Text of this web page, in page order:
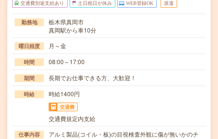
交通費別途支給あり 土日祝日が休み WEB登録OK 派遣
勤務地
栃木県真岡市
真岡駅から車10分
曜日頻度 月～金
時間 08:00～17:00
期間 長期でお仕事できる方、大歓迎！
時給 時給1400円
交通費
交通費規定内支給
仕事内容
アルミ製品(コイル・板)の目視検査外観に傷が無いかのチ